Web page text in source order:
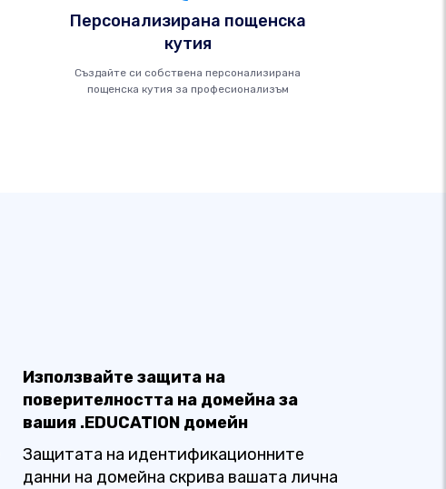
Персонализирана пощенска
кутия
Създайте си собствена персонализирана
пощенска кутия за професионализъм
Използвайте защита на
поверителността на домейна за
вашия .EDUCATION домейн
Защитата на идентификационните
данни на домейна скрива вашата лична